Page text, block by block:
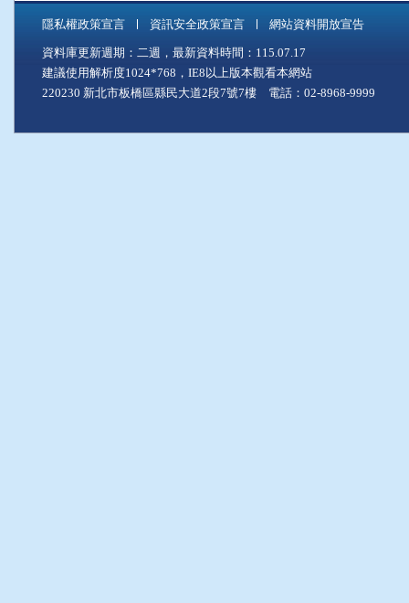
隱私權政策宣言 資訊安全政策宣言 網站資料開放宣告
資料庫更新週期：二週，最新資料時間：115.07.17
建議使用解析度1024*768，IE8以上版本觀看本網站
220230 新北市板橋區縣民大道2段7號7樓 電話：02-8968-9999